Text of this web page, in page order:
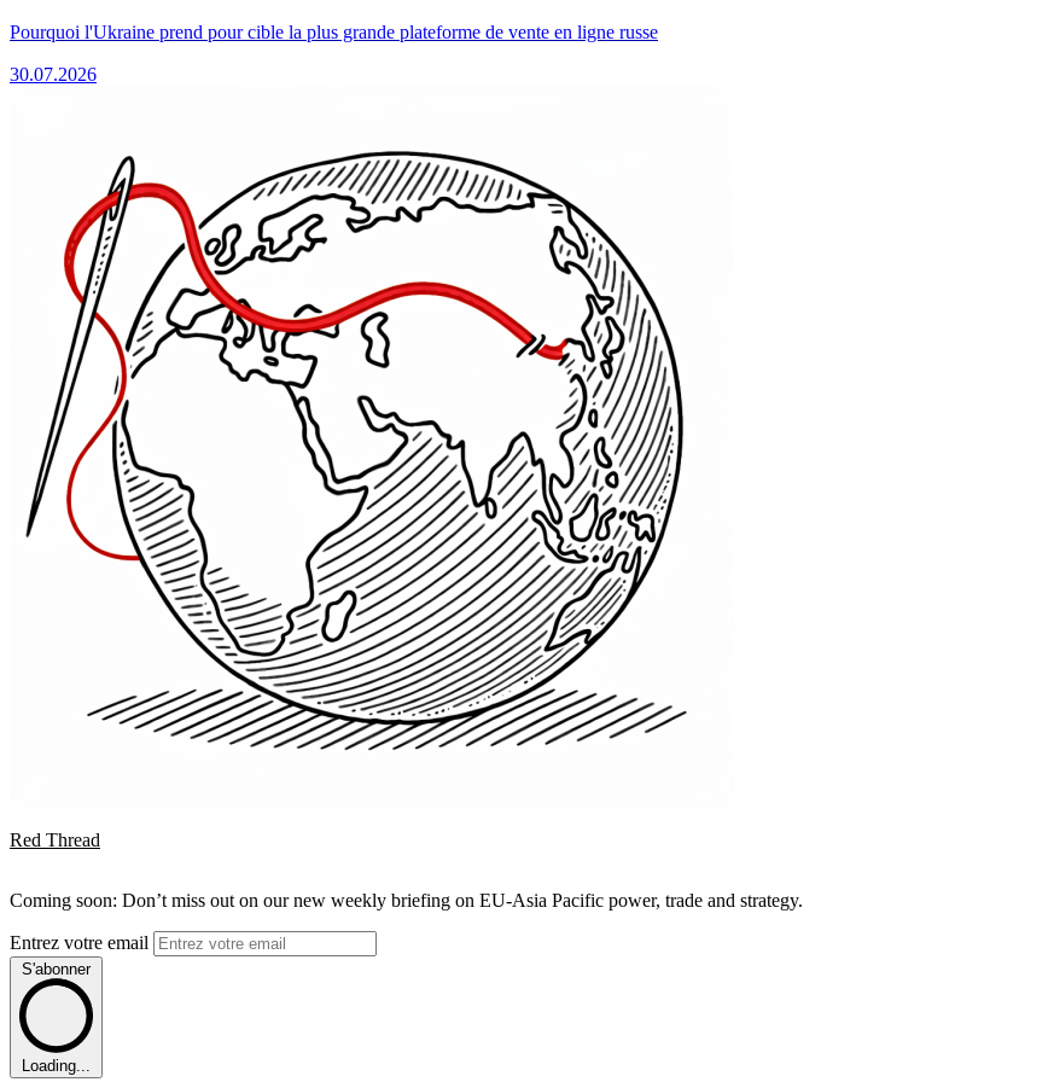
Pourquoi l'Ukraine prend pour cible la plus grande plateforme de vente en ligne russe
30.07.2026
Red Thread
Coming soon: Don’t miss out on our new weekly briefing on EU-Asia Pacific power, trade and strategy.
Entrez votre email
S'abonner
Loading...